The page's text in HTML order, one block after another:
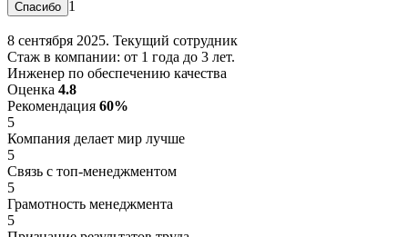
1
8 сентября 2025. Текущий сотрудник
Стаж в компании: от 1 года до 3 лет.
Инженер по обеспечению качества
Оценка 4.8
Рекомендация 60%
5
Компания делает мир лучше
5
Связь с топ-менеджментом
5
Грамотность менеджмента
5